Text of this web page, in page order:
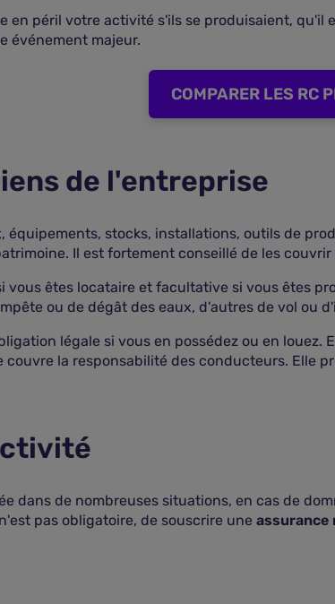
en péril votre activité s'ils se produisaient, qu'il
événement majeur.
COMPARER LES RC
de l'entreprise
équipements, stocks, installations, outils de
Il est fortement conseillé de les
vous êtes locataire et facultative si vous êtes
ou de dégât des eaux, d'autres de vol ou
légale si vous en possédez ou en louez.
la responsabilité des conducteurs. Elle
dans de nombreuses situations, en cas de
pas obligatoire, de souscrire une assurance